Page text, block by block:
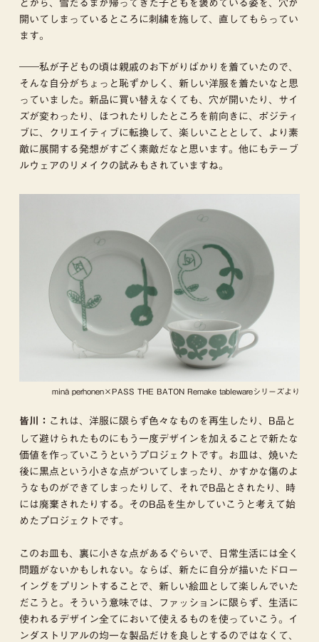
とから、雪だるまが帰ってきた子どもを褒めている姿を、穴が
開いてしまっているところに刺繍を施して、直してもらってい
ます。
――私が子どもの頃は親戚のお下がりばかりを着ていたので、
そんな自分がちょっと恥ずかしく、新しい洋服を着たいなと思
っていました。新品に買い替えなくても、穴が開いたり、サイ
ズが変わったり、ほつれたりしたところを前向きに、ポジティ
ブに、クリエイティブに転換して、楽しいこととして、より素
敵に展開する発想がすごく素敵だなと思います。他にもテーブ
ルウェアのリメイクの試みもされていますね。
minä perhonen×PASS THE BATON Remake tablewareシリーズより
皆川： これは、洋服に限らず色々なものを再生したり、B品と
して避けられたものにもう一度デザインを加えることで新たな
価値を作っていこうというプロジェクトです。お皿は、焼いた
後に黒点という小さな点がついてしまったり、かすかな傷のよ
うなものができてしまったりして、それでB品とされたり、時
には廃棄されたりする。そのB品を生かしていこうと考えて始
めたプロジェクトです。
このお皿も、裏に小さな点があるぐらいで、日常生活には全く
問題がないかもしれない。ならば、新たに自分が描いたドロー
イングをプリントすることで、新しい絵皿として楽しんでいた
だこうと。そういう意味では、ファッションに限らず、生活に
使われるデザイン全てにおいて使えるものを使っていこう。イ
ンダストリアルの均一な製品だけを良しとするのではなくて、